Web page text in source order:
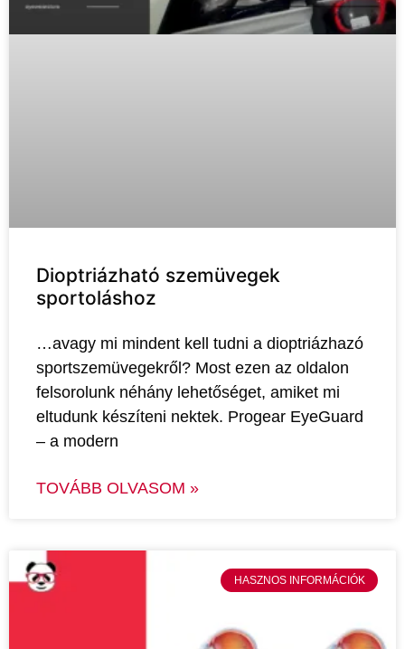
Dioptriázható szemüvegek
sportoláshoz
…avagy mi mindent kell tudni a dioptriázhazó
sportszemüvegekről? Most ezen az oldalon
felsorolunk néhány lehetőséget, amiket mi
eltudunk készíteni nektek. Progear EyeGuard
– a modern
TOVÁBB OLVASOM »
HASZNOS INFORMÁCIÓK